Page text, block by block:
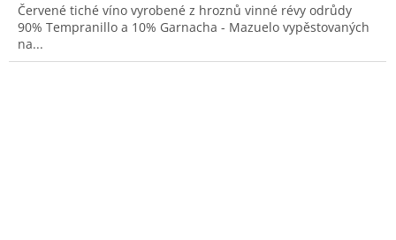
Červené tiché víno vyrobené z hroznů vinné révy odrůdy
90% Tempranillo a 10% Garnacha - Mazuelo vypěstovaných
na...